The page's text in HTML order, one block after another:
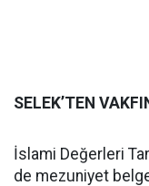
SELEK’TEN
İslami Değerleri
de mezuniyet